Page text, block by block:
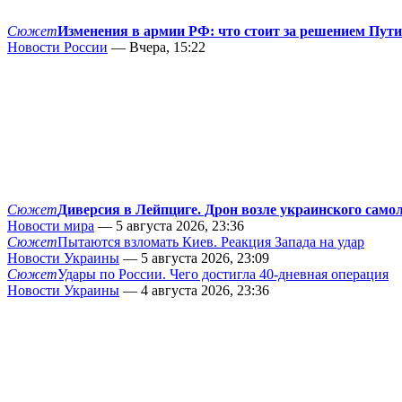
СюжетИзменения в армии РФ: что стоит за решением
Новости России — Вчера, 15:22
СюжетДиверсия в Лейпциге. Дрон возле украинского
Новости мира — 5 августа 2026, 23:36
СюжетПытаются взломать Киев. Реакция Запада на удар
Новости Украины — 5 августа 2026, 23:09
СюжетУдары по России. Чего достигла 40-дневная операция
Новости Украины — 4 августа 2026, 23:36